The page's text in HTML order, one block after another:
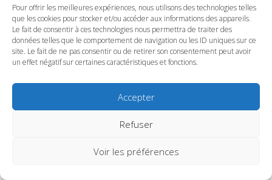
Pour offrir les meilleures expériences, nous utilisons des technologies telles
que les cookies pour stocker et/ou accéder aux informations des appareils.
Le fait de consentir à ces technologies nous permettra de traiter des
données telles que le comportement de navigation ou les ID uniques sur ce
site. Le fait de ne pas consentir ou de retirer son consentement peut avoir
un effet négatif sur certaines caractéristiques et fonctions.
Accepter
Refuser
Voir les préférences
Suivez le conservatoire du Pays Basque sur les
réseaux
SITE DU CONSERVATOIRE